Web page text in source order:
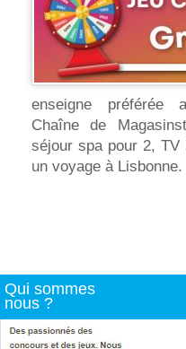
enseigne préférée
Chaîne de
séjour spa pour 2, TV
un voyage à
Qui sommes
nous ?